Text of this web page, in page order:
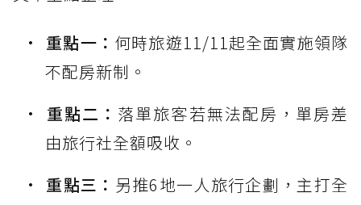
重點一： 何時旅遊11/11起全面實施領隊
不配房新制。
重點二： 落單旅客若無法配房，單房差
由旅行社全額吸收。
重點三： 另推6地一人旅行企劃，主打全